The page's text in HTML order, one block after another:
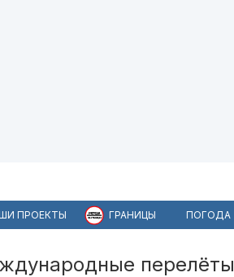
ПРОЕКТЫ ГРАНИЦЫ ПОГОДА
перелёты